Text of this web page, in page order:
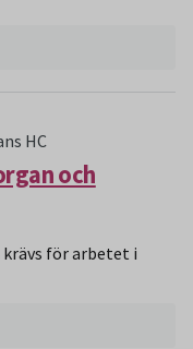
och
HC
för arbetet i